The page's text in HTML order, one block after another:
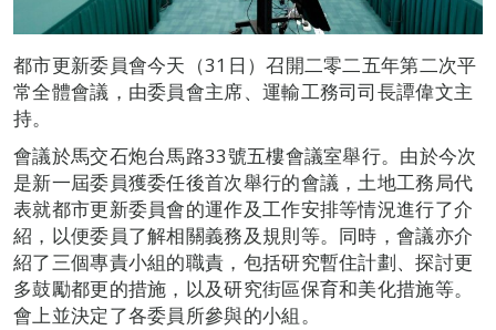
都市更新委員會今天（31日）召開二零二五年第二次平
常全體會議，由委員會主席、運輸工務司司長譚偉文主
持。
會議於馬交石炮台馬路33號五樓會議室舉行。由於今次
是新一屆委員獲委任後首次舉行的會議，土地工務局代
表就都市更新委員會的運作及工作安排等情況進行了介
紹，以便委員了解相關義務及規則等。同時，會議亦介
紹了三個專責小組的職責，包括研究暫住計劃、探討更
多鼓勵都更的措施，以及研究街區保育和美化措施等。
會上並決定了各委員所參與的小組。